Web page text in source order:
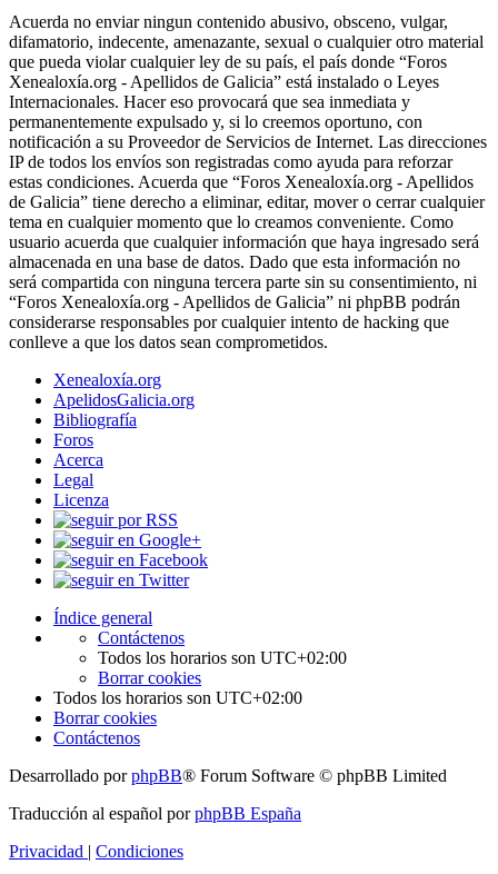
Acuerda no enviar ningun contenido abusivo, obsceno, vulgar,
difamatorio, indecente, amenazante, sexual o cualquier otro material
que pueda violar cualquier ley de su país, el país donde “Foros
Xenealoxía.org - Apellidos de Galicia” está instalado o Leyes
Internacionales. Hacer eso provocará que sea inmediata y
permanentemente expulsado y, si lo creemos oportuno, con
notificación a su Proveedor de Servicios de Internet. Las direcciones
IP de todos los envíos son registradas como ayuda para reforzar
estas condiciones. Acuerda que “Foros Xenealoxía.org - Apellidos
de Galicia” tiene derecho a eliminar, editar, mover o cerrar cualquier
tema en cualquier momento que lo creamos conveniente. Como
usuario acuerda que cualquier información que haya ingresado será
almacenada en una base de datos. Dado que esta información no
será compartida con ninguna tercera parte sin su consentimiento, ni
“Foros Xenealoxía.org - Apellidos de Galicia” ni phpBB podrán
considerarse responsables por cualquier intento de hacking que
conlleve a que los datos sean comprometidos.
Xenealoxía.org
ApelidosGalicia.org
Bibliografía
Foros
Acerca
Legal
Licenza
Índice general
Contáctenos
Todos los horarios son UTC+02:00
Borrar cookies
Todos los horarios son UTC+02:00
Borrar cookies
Contáctenos
Desarrollado porphpBB® Forum Software © phpBB Limited
Traducción al español porphpBB España
Privacidad | Condiciones